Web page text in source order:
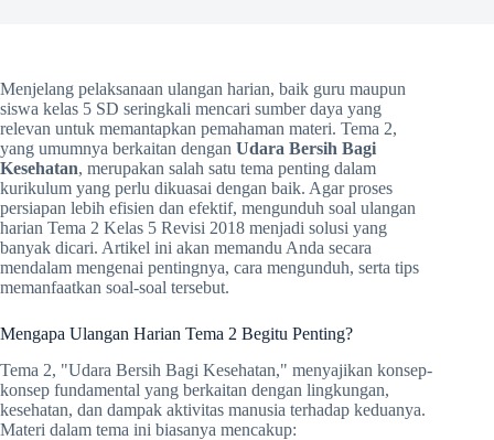
Menjelang pelaksanaan ulangan harian, baik guru maupun
siswa kelas 5 SD seringkali mencari sumber daya yang
relevan untuk memantapkan pemahaman materi. Tema 2,
yang umumnya berkaitan dengan Udara Bersih Bagi
Kesehatan, merupakan salah satu tema penting dalam
kurikulum yang perlu dikuasai dengan baik. Agar proses
persiapan lebih efisien dan efektif, mengunduh soal ulangan
harian Tema 2 Kelas 5 Revisi 2018 menjadi solusi yang
banyak dicari. Artikel ini akan memandu Anda secara
mendalam mengenai pentingnya, cara mengunduh, serta tips
memanfaatkan soal-soal tersebut.
Mengapa Ulangan Harian Tema 2 Begitu Penting?
Tema 2, "Udara Bersih Bagi Kesehatan," menyajikan konsep-
konsep fundamental yang berkaitan dengan lingkungan,
kesehatan, dan dampak aktivitas manusia terhadap keduanya.
Materi dalam tema ini biasanya mencakup: